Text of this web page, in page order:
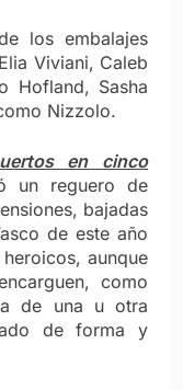
los embalajes
Viviani, Caleb
Hofland, Sasha
Nizzolo.
en cinco
un reguero de
bajadas
de este año
aunque
como
de una u otra
de forma y